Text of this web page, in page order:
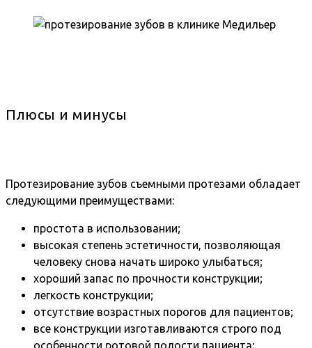
Плюсы и минусы
Протезирование зубов съемными протезами обладает
следующими преимуществами:
простота в использовании;
высокая степень эстетичности, позволяющая
человеку снова начать широко улыбаться;
хороший запас по прочности конструкции;
легкость конструкции;
отсутствие возрастных порогов для пациентов;
все конструкции изготавливаются строго под
особенности ротовой полости пациента;